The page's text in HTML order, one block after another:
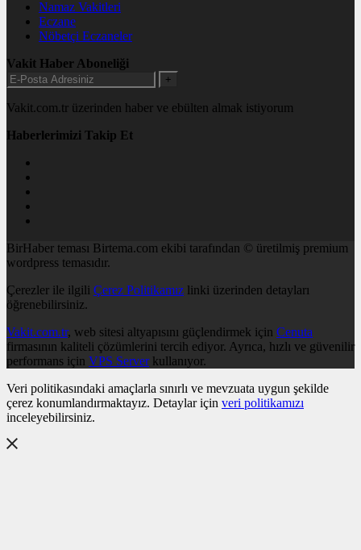
Namaz Vakitleri
Eczane
Nöbetçi Eczaneler
Vakit Haber Aboneliği
+
Vakit.com.tr üzerinden haber ve ebülten almak istiyorum
Haberlerimizi Takip Et
BirHaber teması Birtema.com ekibi tarafından © üretilmiş premium
wordpress temasıdır.
Çerezler ile ilgili Çerez Politikamız linki üzerinden detayları
öğrenebilirsiniz.
Vakit.com.tr, web sitesi altyapısını güçlendirmek için Cenuta
firmasının kaliteli çözümlerini tercih ediyor. Ayrıca, hızlı ve güvenilir
performans için VPS Serverkullanıyor.
Veri politikasındaki amaçlarla sınırlı ve mevzuata uygun şekilde
çerez konumlandırmaktayız. Detaylar için veri politikamızı
inceleyebilirsiniz.